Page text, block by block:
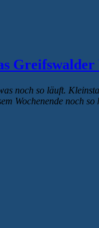
noch so läuft.
Wochenende noch so